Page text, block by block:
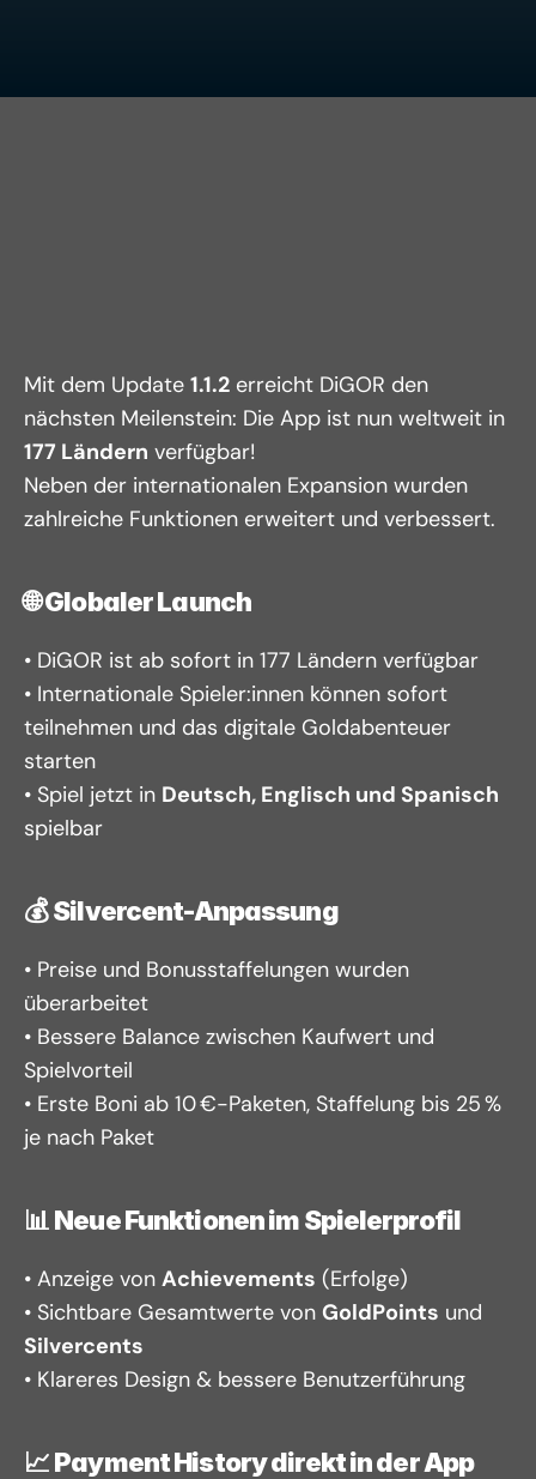
Mit dem Update 1.1.2 erreicht DiGOR den
177 Ländern verfügbar!
Neben der internationalen Expansion wurden
zahlreiche Funktionen erweitert und verbessert.
🌐 Globaler Launch
• DiGOR ist ab sofort in 177 Ländern verfügbar
• Internationale Spieler:innen können sofort
teilnehmen und das digitale Goldabenteuer
starten
• Spiel jetzt in Deutsch, Englisch und Spanisch
spielbar
💰 Silvercent-Anpassung
• Preise und Bonusstaffelungen wurden
überarbeitet
• Bessere Balance zwischen Kaufwert und
Spielvorteil
• Erste Boni ab 10 €-Paketen, Staffelung bis 25 %
je nach Paket
📊 Neue Funktionen im Spielerprofil
• Anzeige von Achievements (Erfolge)
• Sichtbare Gesamtwerte von GoldPoints
Silvercents
• Klareres Design & bessere Benutzerführung
📈 Payment History direkt in der App